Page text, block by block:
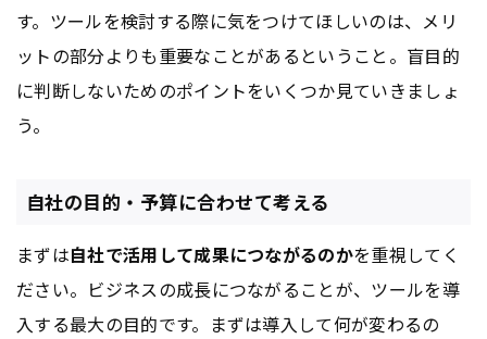
す。ツールを検討する際に気をつけてほしいのは、メリ
ットの部分よりも重要なことがあるということ。盲目的
に判断しないためのポイントをいくつか見ていきましょ
う。
自社の目的・予算に合わせて考える
まずは自社で活用して成果につながるのかを重視してく
ださい。ビジネスの成長につながることが、ツールを導
入する最大の目的です。まずは導入して何が変わるの